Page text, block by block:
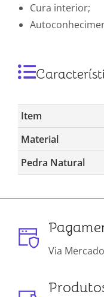
Cura interior;
Item
Material
Pedra Natural
Via